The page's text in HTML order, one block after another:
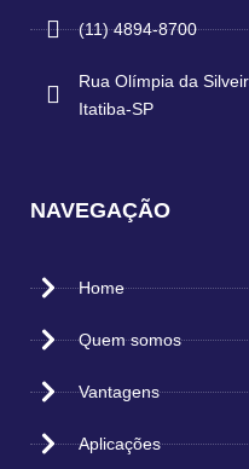
(11) 4894-8700
Rua Olímpia da
Itatiba-SP
NAVEGAÇÃO
Home
Quem somos
Vantagens
Aplicações